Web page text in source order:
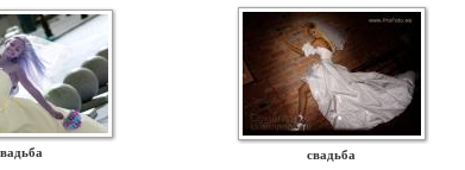
свадьба